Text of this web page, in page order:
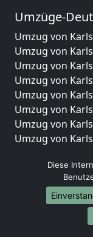
Umzüge-
Umzug von
Umzug von
Umzug von
Umzug von
Umzug von
Umzug von
Umzug von
Umzug von
Umzug von
Umzug von
Umzug von
Umzug von
Umzug von
Diese